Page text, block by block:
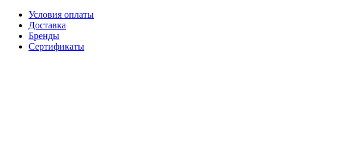
Условия оплаты
Доставка
Бренды
Сертификаты